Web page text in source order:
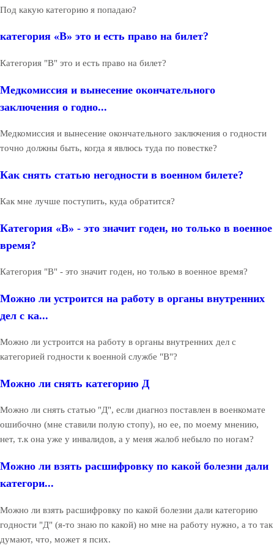
Под какую категорию я попадаю?
категория «В» это и есть право на билет?
Категория "В" это и есть право на билет?
Медкомиссия и вынесение окончательного
заключения о годно...
Медкомиссия и вынесение окончательного заключения о годности
точно должны быть, когда я явлюсь туда по повестке?
Как снять статью негодности в военном билете?
Как мне лучше поступить, куда обратится?
Категория «В» - это значит годен, но только в военное
время?
Категория "В" - это значит годен, но только в военное время?
Можно ли устроится на работу в органы внутренних
дел с ка...
Можно ли устроится на работу в органы внутренних дел с
категорией годности к военной службе "В"?
Можно ли снять категорию Д
Можно ли снять статью "Д", если диагноз поставлен в военкомате
ошибочно (мне ставили полую стопу), но ее, по моему мнению,
нет, т.к она уже у инвалидов, а у меня жалоб небыло по ногам?
Можно ли взять расшифровку по какой болезни дали
категори...
Можно ли взять расшифровку по какой болезни дали категорию
годности "Д" (я-то знаю по какой) но мне на работу нужно, а то так
думают, что, может я псих.